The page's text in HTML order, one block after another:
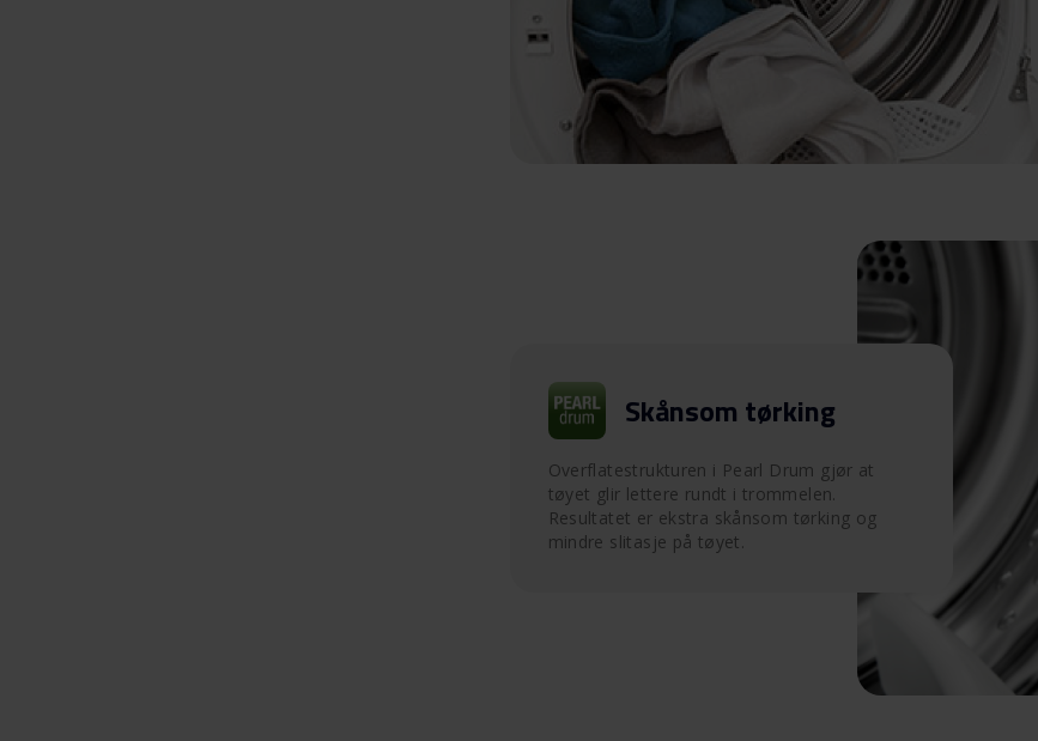
Skånsom tørking
Overflatestrukturen i Pearl Drum gjør at
tøyet glir lettere rundt i trommelen.
Resultatet er ekstra skånsom tørking og
mindre slitasje på tøyet.